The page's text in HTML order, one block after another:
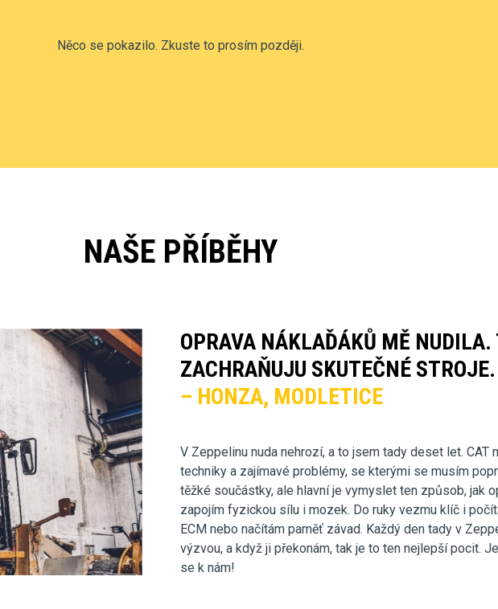
Něco se pokazilo. Zkuste to prosím později.
NAŠE PŘÍBĚHY
OPRAVA NÁKLAĎÁKŮ MĚ NUDILA.
ZACHRAŇUJU SKUTEČNÉ STROJE.
– HONZA, MODLETICE
V Zeppelinu nuda nehrozí, a to jsem tady deset let. CAT
techniky a zajímavé problémy, se kterými se musím
těžké součástky, ale hlavní je vymyslet ten způsob, jak
zapojím fyzickou sílu i mozek. Do ruky vezmu klíč i
ECM nebo načítám paměť závad. Každý den tady v
výzvou, a když ji překonám, tak je to ten nejlepší pocit.
se k nám!